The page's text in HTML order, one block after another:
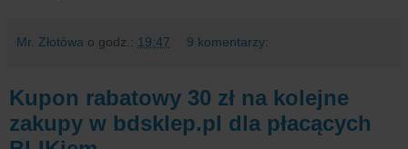
Mr. Złotówa o godz.: 19:47 9 komentarzy:
Kupon rabatowy 30 zł na kolejne
zakupy w bdsklep.pl dla płacących